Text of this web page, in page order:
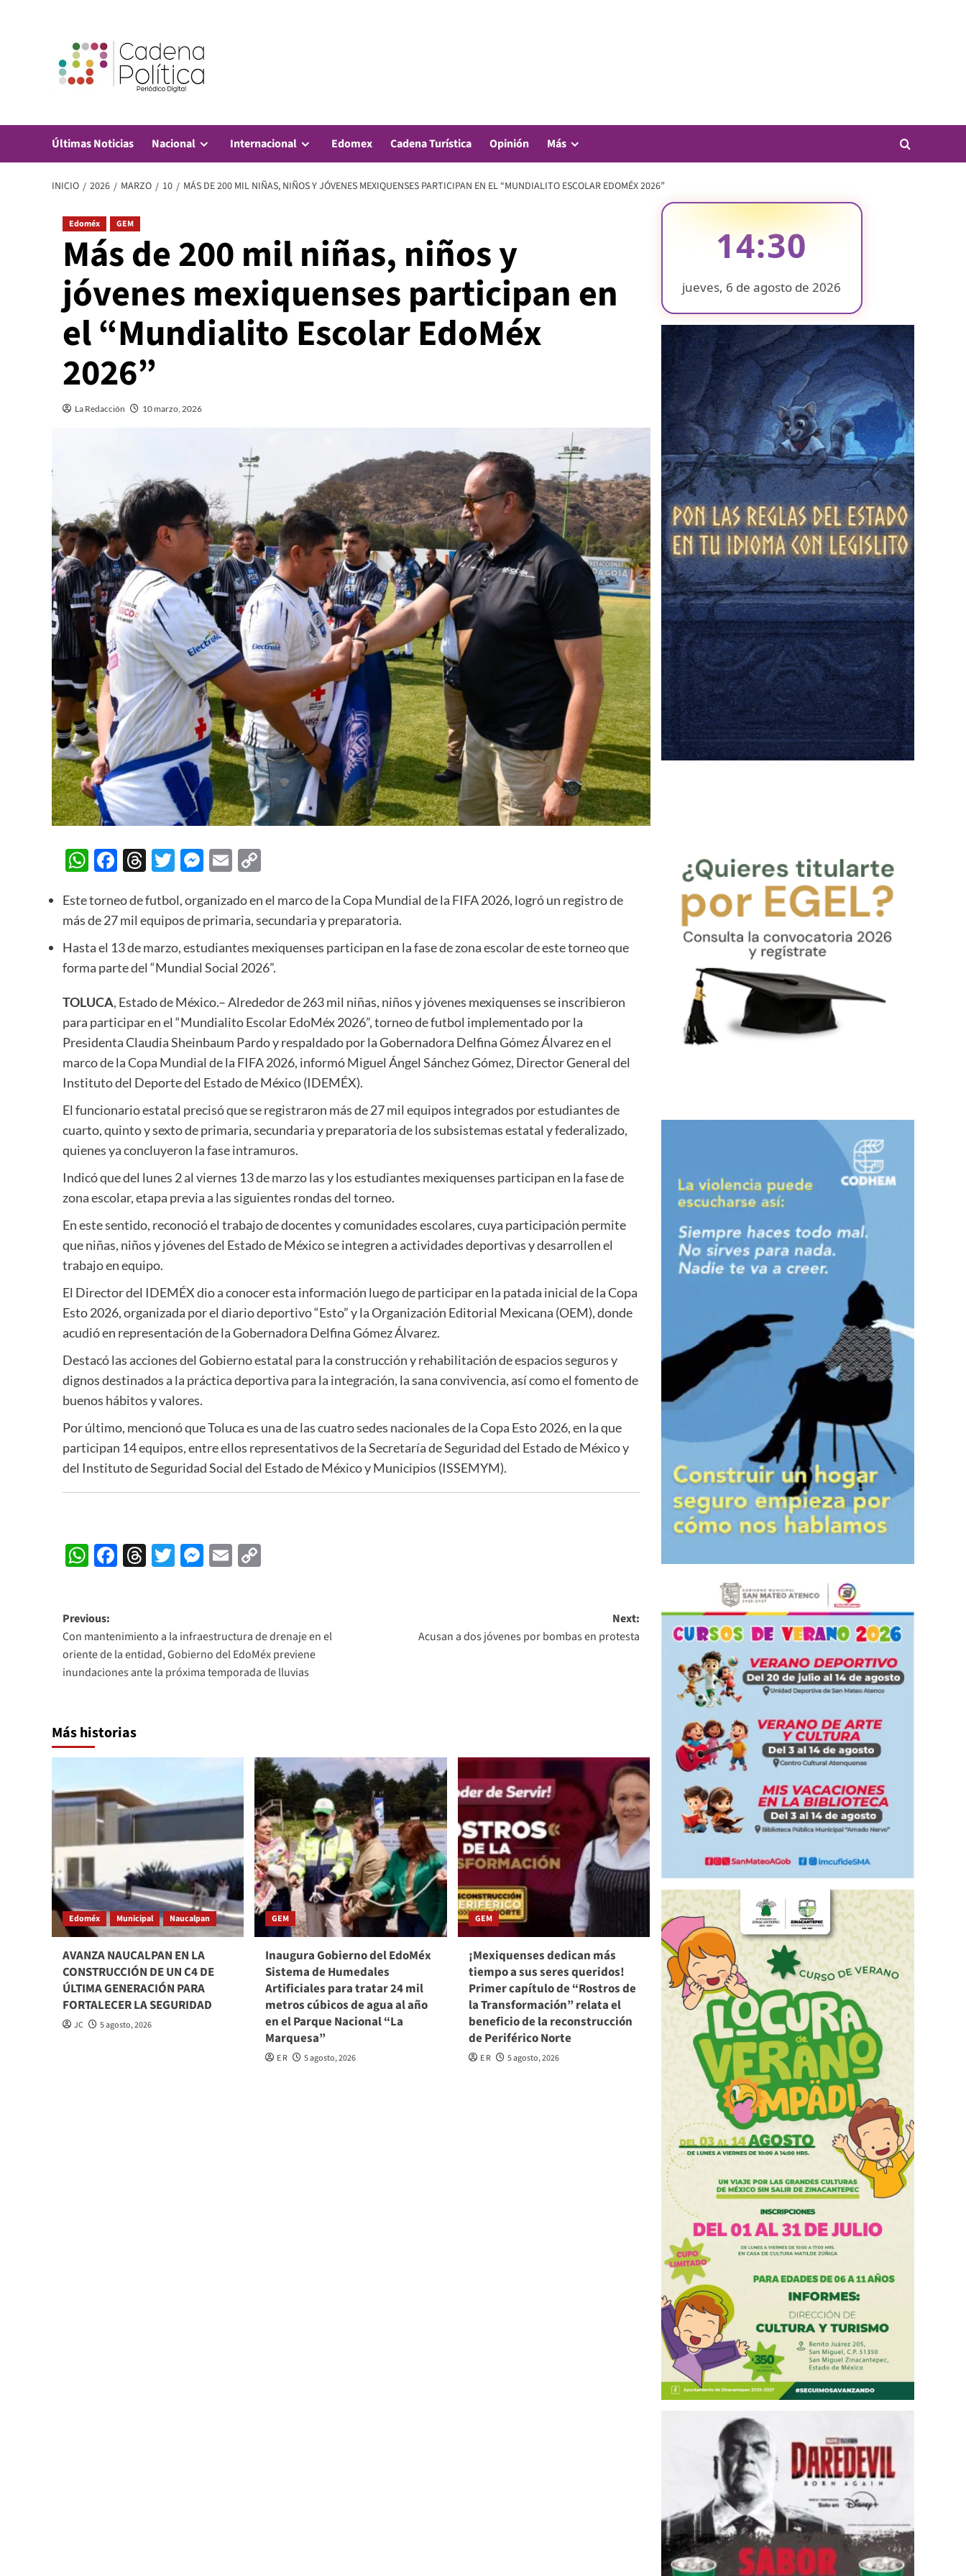
Últimas Noticias Nacional Internacional Edomex Cadena Turística Opinión Más
INICIO 2026 MARZO 10 MÁS DE 200 MIL NIÑAS, NIÑOS Y JÓVENES MEXIQUENSES PARTICIPAN EN EL “MUNDIALITO ESCOLAR EDOMÉX 2026”
Edoméx GEM
Más de 200 mil niñas, niños y
jóvenes mexiquenses participan en
el “Mundialito Escolar EdoMéx
2026”
La Redacción 10 marzo, 2026
WhatsApp
Facebook
Threads
Twitter
Messenger
Email
Este torneo de futbol, organizado en el marco de la Copa Mundial de la FIFA 2026, logró un registro de
más de 27 mil equipos de primaria, secundaria y preparatoria.
Hasta el 13 de marzo, estudiantes mexiquenses participan en la fase de zona escolar de este torneo que
forma parte del “Mundial Social 2026”.
TOLUCA, Estado de México.– Alrededor de 263 mil niñas, niños y jóvenes mexiquenses se inscribieron
para participar en el “Mundialito Escolar EdoMéx 2026”, torneo de futbol implementado por la
Presidenta Claudia Sheinbaum Pardo y respaldado por la Gobernadora Delfina Gómez Álvarez en el
marco de la Copa Mundial de la FIFA 2026, informó Miguel Ángel Sánchez Gómez, Director General del
Instituto del Deporte del Estado de México (IDEMÉX).
El funcionario estatal precisó que se registraron más de 27 mil equipos integrados por estudiantes de
cuarto, quinto y sexto de primaria, secundaria y preparatoria de los subsistemas estatal y federalizado,
quienes ya concluyeron la fase intramuros.
Indicó que del lunes 2 al viernes 13 de marzo las y los estudiantes mexiquenses participan en la fase de
zona escolar, etapa previa a las siguientes rondas del torneo.
En este sentido, reconoció el trabajo de docentes y comunidades escolares, cuya participación permite
que niñas, niños y jóvenes del Estado de México se integren a actividades deportivas y desarrollen el
trabajo en equipo.
El Director del IDEMÉX dio a conocer esta información luego de participar en la patada inicial de la Copa
Esto 2026, organizada por el diario deportivo “Esto” y la Organización Editorial Mexicana (OEM), donde
acudió en representación de la Gobernadora Delfina Gómez Álvarez.
Destacó las acciones del Gobierno estatal para la construcción y rehabilitación de espacios seguros y
dignos destinados a la práctica deportiva para la integración, la sana convivencia, así como el fomento de
buenos hábitos y valores.
Por último, mencionó que Toluca es una de las cuatro sedes nacionales de la Copa Esto 2026, en la que
participan 14 equipos, entre ellos representativos de la Secretaría de Seguridad del Estado de México y
del Instituto de Seguridad Social del Estado de México y Municipios (ISSEMYM).
WhatsApp
Facebook
Threads
Twitter
Messenger
Email
Post
navigation
Previous:
Con mantenimiento a la infraestructura de drenaje en el
oriente de la entidad, Gobierno del EdoMéx previene
inundaciones ante la próxima temporada de lluvias
Next:
Acusan a dos jóvenes por bombas en protesta
Más historias
Edoméx Municipal Naucalpan
AVANZA NAUCALPAN EN LA
CONSTRUCCIÓN DE UN C4 DE
ÚLTIMA GENERACIÓN PARA
FORTALECER LA SEGURIDAD
JC 5 agosto, 2026
GEM
Inaugura Gobierno del EdoMéx
Sistema de Humedales
Artificiales para tratar 24 mil
metros cúbicos de agua al año
en el Parque Nacional “La
Marquesa”
E R 5 agosto, 2026
GEM
¡Mexiquenses dedican más
tiempo a sus seres queridos!
Primer capítulo de “Rostros de
la Transformación” relata el
beneficio de la reconstrucción
de Periférico Norte
E R 5 agosto, 2026
14:30
jueves, 6 de agosto de 2026
❄
❄ ❄
❄
❄
❄
❄
❄